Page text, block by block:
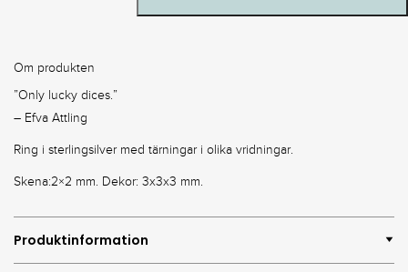
Om produkten
”Only lucky dices.”
– Efva Attling
Ring i sterlingsilver med tärningar i olika vridningar.
Skena:2×2 mm. Dekor: 3x3x3 mm.
Produktinformation